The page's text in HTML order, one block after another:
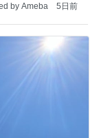
by Ameba 5日前